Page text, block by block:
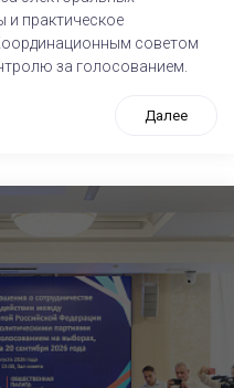
и практическое
советом
за голосованием.
Далее